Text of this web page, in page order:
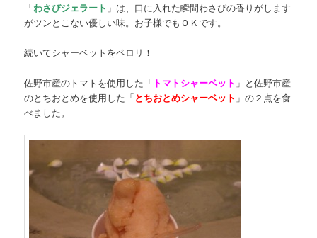
「わさびジェラート 」は、口に入れた瞬間わさびの香りがします
がツンとこない優しい味。お子様でもＯＫです。
続いてシャーベットをペロリ！
佐野市産のトマトを使用した「 トマトシャーベット 」と佐野市産
のとちおとめを使用した「とちおとめシャーベット 」の２点を食
べました。